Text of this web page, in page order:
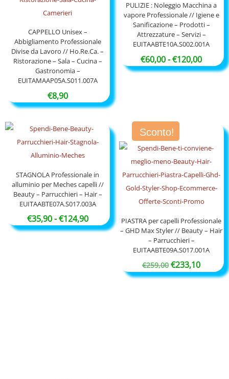
CAPPELLO Unisex –
Abbigliamento Professionale
Divise da Lavoro // Ho.Re.Ca. –
Ristorazione – Sala – Cucina –
Gastronomia –
EUITAMAAP05A.S011.007A
€8,90
PULIZIE : Noleggio Macchina a
vapore Professionale // Igiene e
Sanificazione – Prodotti –
Attrezzature – Servizi –
EUITAABTE10A.S002.001A
€60,00-€120,00Fascia
di
STAGNOLA Professionale in
alluminio per Meches capelli //
Beauty – Parrucchieri – Hair –
EUITAABTE07A.S017.003A
€35,90-€124,90Fascia
di
Sconto!
PIASTRA per capelli Professionale
– GHD Max Styler // Beauty – Hair
– Parrucchieri –
EUITAABTE09A.S017.001A
€259,00Il
prezzo
€233,10Il
prezzo